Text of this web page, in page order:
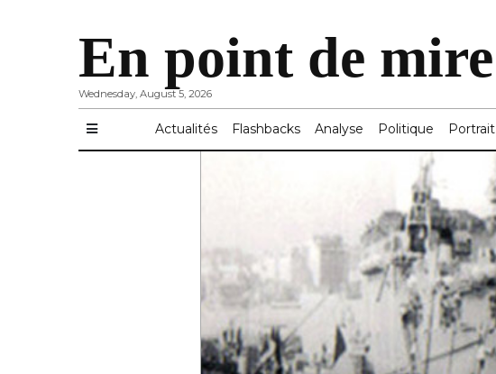
Wednesday, August 5, 2026
En point de mire
Actualités Flashbacks Analyse Politique Portrait